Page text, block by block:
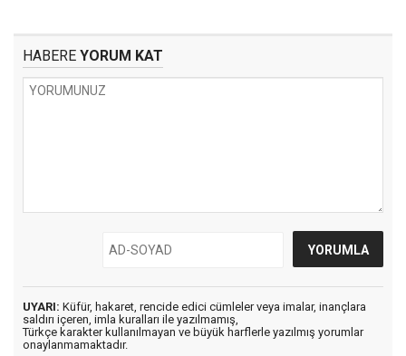
HABERE YORUM KAT
UYARI: Küfür, hakaret, rencide edici cümleler veya imalar, inançlara
saldırı içeren, imla kuralları ile yazılmamış,
Türkçe karakter kullanılmayan ve büyük harflerle yazılmış yorumlar
onaylanmamaktadır.